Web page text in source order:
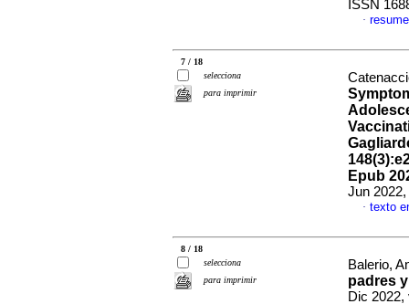
ISSN
·
7 / 18
selecciona
para imprimir
Epub
Jun
· texto
8 / 18
selecciona
para imprimir
Balerio,
padres
Dic 2022,